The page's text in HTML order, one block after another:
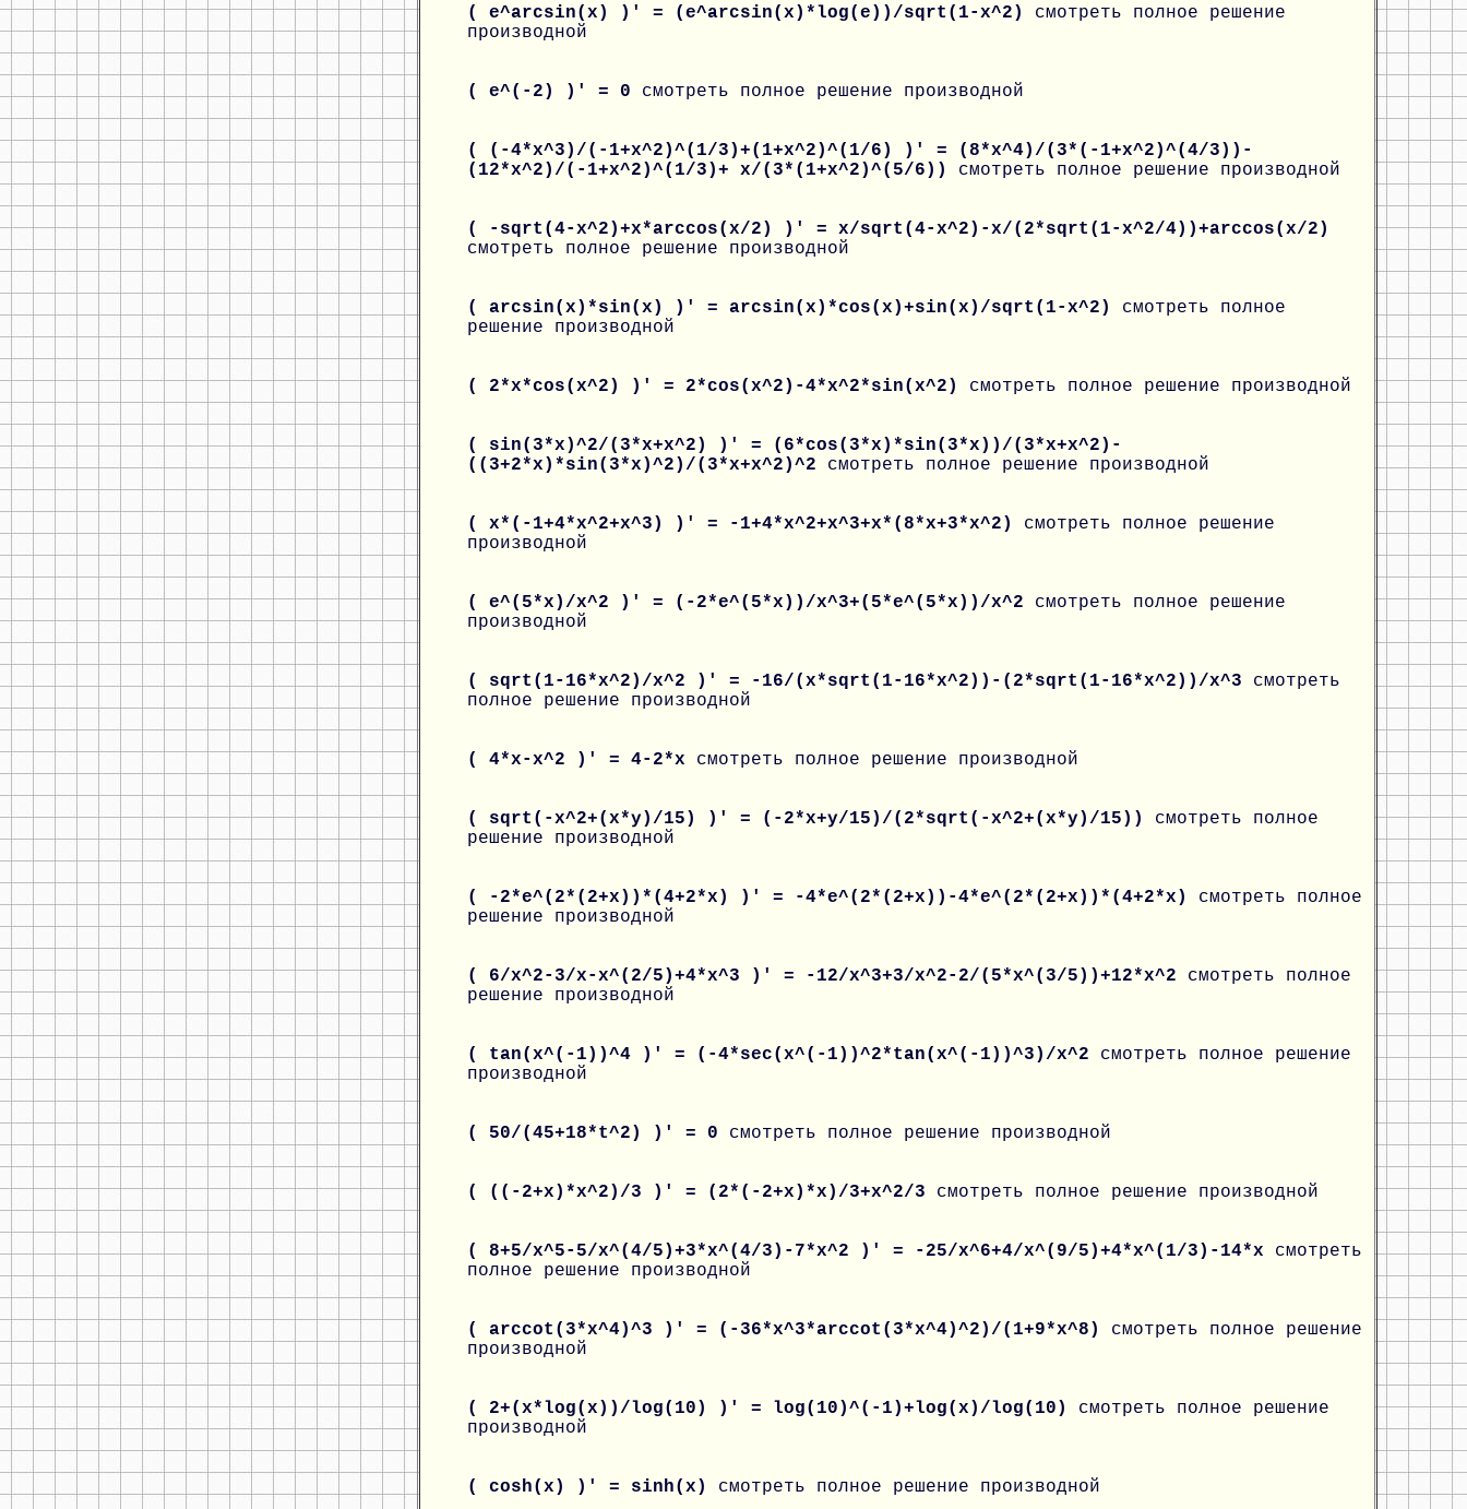
( e^arcsin(x) )' = (e^arcsin(x)*log(e))/sqrt(1-x^2) смотреть полное решение
производной
( e^(-2) )' = 0 смотреть полное решение производной
( (-4*x^3)/(-1+x^2)^(1/3)+(1+x^2)^(1/6) )' = (8*x^4)/(3*(-1+x^2)^(4/3))-
(12*x^2)/(-1+x^2)^(1/3)+ x/(3*(1+x^2)^(5/6)) смотреть полное решение производной
( -sqrt(4-x^2)+x*arccos(x/2) )' = x/sqrt(4-x^2)-x/(2*sqrt(1-x^2/4))+arccos(x/2)
смотреть полное решение производной
( arcsin(x)*sin(x) )' = arcsin(x)*cos(x)+sin(x)/sqrt(1-x^2) смотреть полное
решение производной
( 2*x*cos(x^2) )' = 2*cos(x^2)-4*x^2*sin(x^2) смотреть полное решение производной
( sin(3*x)^2/(3*x+x^2) )' = (6*cos(3*x)*sin(3*x))/(3*x+x^2)-
((3+2*x)*sin(3*x)^2)/(3*x+x^2)^2 смотреть полное решение производной
( x*(-1+4*x^2+x^3) )' = -1+4*x^2+x^3+x*(8*x+3*x^2) смотреть полное решение
производной
( e^(5*x)/x^2 )' = (-2*e^(5*x))/x^3+(5*e^(5*x))/x^2 смотреть полное решение
производной
( sqrt(1-16*x^2)/x^2 )' = -16/(x*sqrt(1-16*x^2))-(2*sqrt(1-16*x^2))/x^3 смотреть
полное решение производной
( 4*x-x^2 )' = 4-2*x смотреть полное решение производной
( sqrt(-x^2+(x*y)/15) )' = (-2*x+y/15)/(2*sqrt(-x^2+(x*y)/15)) смотреть полное
решение производной
( -2*e^(2*(2+x))*(4+2*x) )' = -4*e^(2*(2+x))-4*e^(2*(2+x))*(4+2*x) смотреть полное
решение производной
( 6/x^2-3/x-x^(2/5)+4*x^3 )' = -12/x^3+3/x^2-2/(5*x^(3/5))+12*x^2 смотреть полное
решение производной
( tan(x^(-1))^4 )' = (-4*sec(x^(-1))^2*tan(x^(-1))^3)/x^2 смотреть полное решение
производной
( 50/(45+18*t^2) )' = 0 смотреть полное решение производной
( ((-2+x)*x^2)/3 )' = (2*(-2+x)*x)/3+x^2/3 смотреть полное решение производной
( 8+5/x^5-5/x^(4/5)+3*x^(4/3)-7*x^2 )' = -25/x^6+4/x^(9/5)+4*x^(1/3)-14*x смотреть
полное решение производной
( arccot(3*x^4)^3 )' = (-36*x^3*arccot(3*x^4)^2)/(1+9*x^8) смотреть полное решение
производной
( 2+(x*log(x))/log(10) )' = log(10)^(-1)+log(x)/log(10) смотреть полное решение
производной
( cosh(x) )' = sinh(x) смотреть полное решение производной